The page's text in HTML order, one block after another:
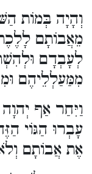
וְהָיָה בְּמוֹת
מֵאֲבוֹתָם
לְעָבְדָם
מִמַּעַלְלֵיהֶם
וַיִּחַר אַף
עָבְרוּ הַגּוֹי
אֶת אֲבוֹתָם